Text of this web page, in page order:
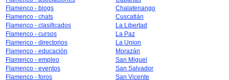
Flamenco - blogs
Flamenco - chats
Flamenco - clasificados
Flamenco - cursos
Flamenco - directorios
Flamenco - educación
Flamenco - empleo
Flamenco - eventos
Flamenco - foros
Chalatenango
Cuscatlán
La Libertad
La Paz
La Union
Morazán
San Miguel
San Salvador
San Vicente